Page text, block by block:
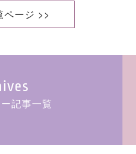
ページ >>
記事一覧